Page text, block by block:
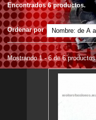
Encontrados 6 productos.
Ordenar por
Mostrando 1 - 6 de 6 productos